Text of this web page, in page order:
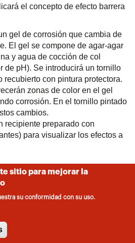
el concepto de efecto barrera
gel de corrosión que cambia de
El gel se compone de agar-agar
y agua de cocción de col
de pH). Se introducirá un tornillo
recubierto con pintura protectora.
zonas de color en el gel
corrosión. En el tornillo pintado
cambios.
recipiente preparado con
para visualizar los efectos a
sitio para mejorar la
su conformidad con su uso.